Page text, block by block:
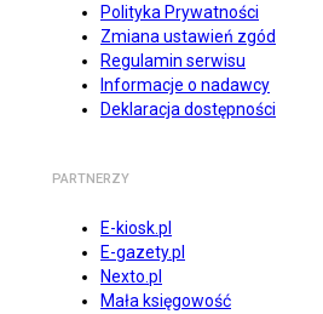
Polityka Prywatności
Zmiana ustawień zgód
Regulamin serwisu
Informacje o nadawcy
Deklaracja dostępności
PARTNERZY
E-kiosk.pl
E-gazety.pl
Nexto.pl
Mała księgowość